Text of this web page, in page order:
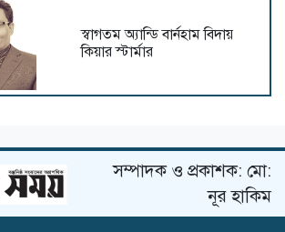
স্বাগতম অ্যান্ডি বার্নহাম বিদায়
কিয়ার স্টার্মার
রথযাত্রা ও ধর্মীয় সম্প্রীতি
সম্পাদক ও প্রকাশক: মো:
নূর হাকিম